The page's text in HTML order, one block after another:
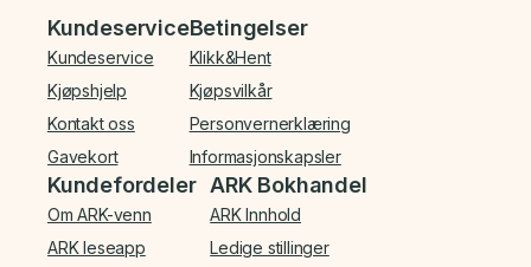
Bunnmeny
Kundeservice
Kundeservice
Kjøpshjelp
Kontakt oss
Gavekort
Betingelser
Klikk&Hent
Kjøpsvilkår
Personvernerklæring
Informasjonskapsler
Kundefordeler
Om ARK-venn
ARK leseapp
ARK Bokhandel
ARK Innhold
Ledige stillinger